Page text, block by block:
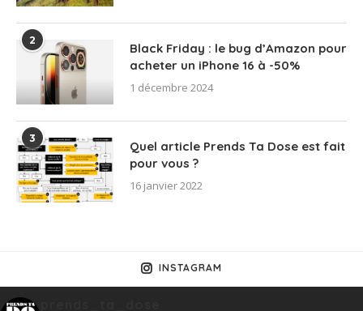
2
Black Friday : le bug d’Amazon pour
acheter un iPhone 16 à -50%
1 décembre 2024
3
Quel article Prends Ta Dose est fait
pour vous ?
16 janvier 2022
INSTAGRAM